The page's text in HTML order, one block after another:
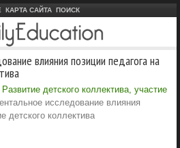
КАРТА САЙТА ПОИСК
влияния позиции педагога на
Развитие детского коллектива, участие
исследование влияния
детского коллектива